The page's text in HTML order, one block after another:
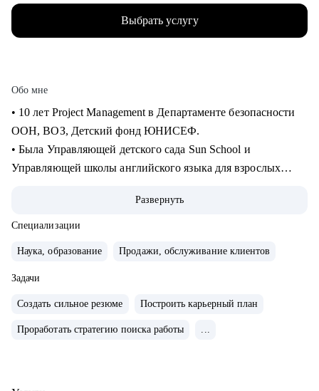
Выбрать услугу
Обо мне
• 10 лет Project Management в Департаменте безопасности
ООН, ВОЗ, Детский фонд ЮНИСЕФ.
• Была Управляющей детского сада Sun School и
Управляющей школы английского языка для взрослых
• Закончила школу в Вашингтоне, США, высшее
лингвистическое образование в ЧГУ, РФ.
психолога и коуча.
• Создала два собственных бизнес-проекта с 0, вывела в
"+" и продала как готовый успешный бизнес (студия
• 10 лет управляла бизнесом в образовательной сфере
Развернуть
Специализации
Наука, образование Продажи, обслуживание клиентов
Задачи
Создать сильное резюме Построить карьерный план
Проработать стратегию поиска работы ...